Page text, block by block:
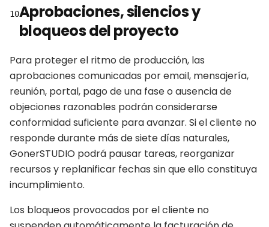
10Aprobaciones, silencios y
bloqueos del proyecto
Para proteger el ritmo de producción, las
aprobaciones comunicadas por email, mensajería,
reunión, portal, pago de una fase o ausencia de
objeciones razonables podrán considerarse
conformidad suficiente para avanzar. Si el cliente no
responde durante más de siete días naturales,
GonerSTUDIO podrá pausar tareas, reorganizar
recursos y replanificar fechas sin que ello constituya
incumplimiento.
Los bloqueos provocados por el cliente no